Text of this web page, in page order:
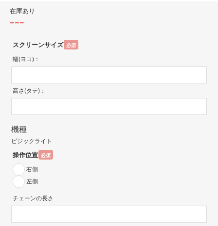
在庫あり
---
スクリーンサイズ 必須
幅(ヨコ)：
高さ(タテ)：
機種
ビジックライト
操作位置 必須
右側
左側
チェーンの長さ